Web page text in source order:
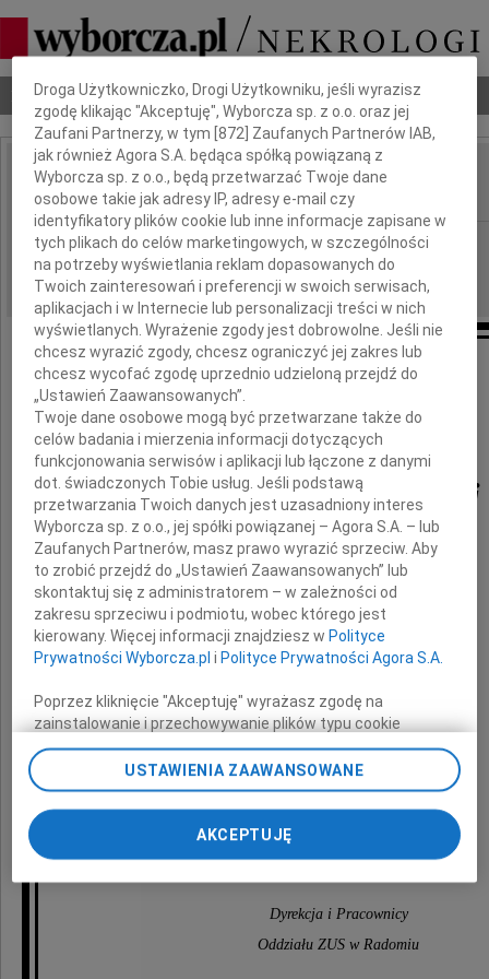
Nekrologi Odeszli Poradnik pogrzebowy
IMIĘ I NAZWISKO: Daniela Ciechońska
REGION: Radom
DATA EMISJI: 05.04.2017
Z wielkim żalem przyjęliśmy wiadomość
lek. med.
Danieli Ciechońskiej
wieloletniego Głównego Lekarza Orzecznika
w Oddziale ZUS w Radomiu
Rodzinie i Bliskim
wyrazy serdecznego współczucia
składają
Dyrekcja i Pracownicy
Oddziału ZUS w Radomiu
Dbamy o Twoją prywatność
Droga Użytkowniczko, Drogi Użytkowniku, jeśli wyrazisz
zgodę klikając "Akceptuję", Wyborcza sp. z o.o. oraz jej
Zaufani Partnerzy, w tym [872] Zaufanych Partnerów IAB,
jak również Agora S.A. będąca spółką powiązaną z
Wyborcza sp. z o.o., będą przetwarzać Twoje dane
osobowe takie jak adresy IP, adresy e-mail czy
identyfikatory plików cookie lub inne informacje zapisane w
tych plikach do celów marketingowych, w szczególności
na potrzeby wyświetlania reklam dopasowanych do
Twoich zainteresowań i preferencji w swoich serwisach,
aplikacjach i w Internecie lub personalizacji treści w nich
wyświetlanych. Wyrażenie zgody jest dobrowolne. Jeśli nie
chcesz wyrazić zgody, chcesz ograniczyć jej zakres lub
chcesz wycofać zgodę uprzednio udzieloną przejdź do
„Ustawień Zaawansowanych”.
Twoje dane osobowe mogą być przetwarzane także do
celów badania i mierzenia informacji dotyczących
funkcjonowania serwisów i aplikacji lub łączone z danymi
dot. świadczonych Tobie usług. Jeśli podstawą
przetwarzania Twoich danych jest uzasadniony interes
Wyborcza sp. z o.o., jej spółki powiązanej – Agora S.A. – lub
Zaufanych Partnerów, masz prawo wyrazić sprzeciw. Aby
to zrobić przejdź do „Ustawień Zaawansowanych” lub
skontaktuj się z administratorem – w zależności od
zakresu sprzeciwu i podmiotu, wobec którego jest
kierowany. Więcej informacji znajdziesz wPolityce
Prywatności Wyborcza.pl iPolityce Prywatności Agora S.A.
Poprzez kliknięcie "Akceptuję" wyrażasz zgodę na
zainstalowanie i przechowywanie plików typu cookie
Wyborczej sp. z o. o. jej Zaufanych Partnerów i Agora S.A.
na Twoim urządzeniu końcowym. Możesz też w każdej
chwili zmienić swoje preferencje dot. plików cookie,
ponownie wywołując narzędzie do zarządzania Twoimi
preferencjami dot. przetwarzania danych poprzez
odnośnik „Ustawienia prywatności” w stopce serwisu i
USTAWIENIA ZAAWANSOWANE
AKCEPTUJĘ